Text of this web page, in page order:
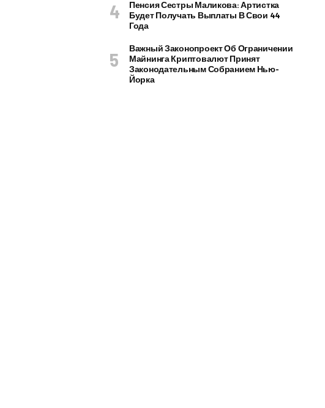
Пенсия Сестры Маликова: Артистка
Будет Получать Выплаты В Свои 44
Года
Важный Законопроект Об Ограничении
Майнинга Криптовалют Принят
Законодательным Собранием Нью-
Йорка